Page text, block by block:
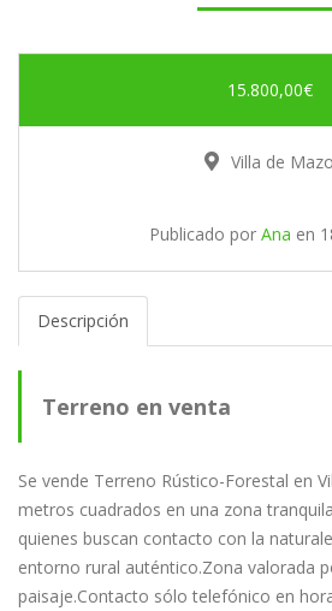
15.800,00€
Villa de Mazo
Publicado por Ana en
Descripción
Terreno en venta
Se vende Terreno Rústico-Forestal en
metros cuadrados en una zona
quienes buscan contacto con la
entorno rural auténtico.Zona valorada
paisaje.Contacto sólo telefónico en